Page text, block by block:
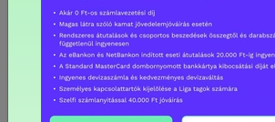
BŐVEBBEN